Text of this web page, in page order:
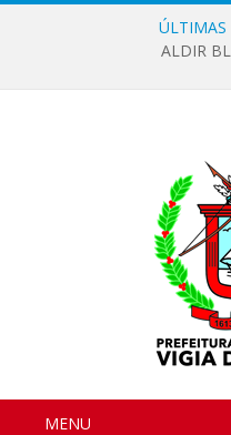
ÚLTIMAS
ALDIR
MENU